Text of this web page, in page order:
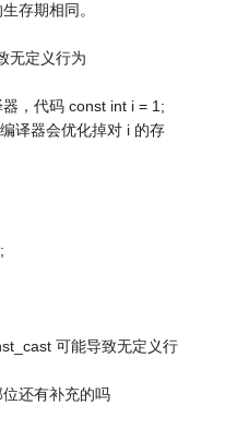
存期相同。
无定义行为
，代码 const int i = 1;
译器会优化掉对 i 的存
可能导致无定义行
还有补充的吗